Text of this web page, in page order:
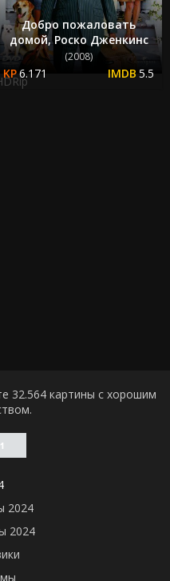
Добро пожаловать
домой, Роско Дженкинс
(2008)
6.171 5.5
32.564 картины с хорошим
2024
2024